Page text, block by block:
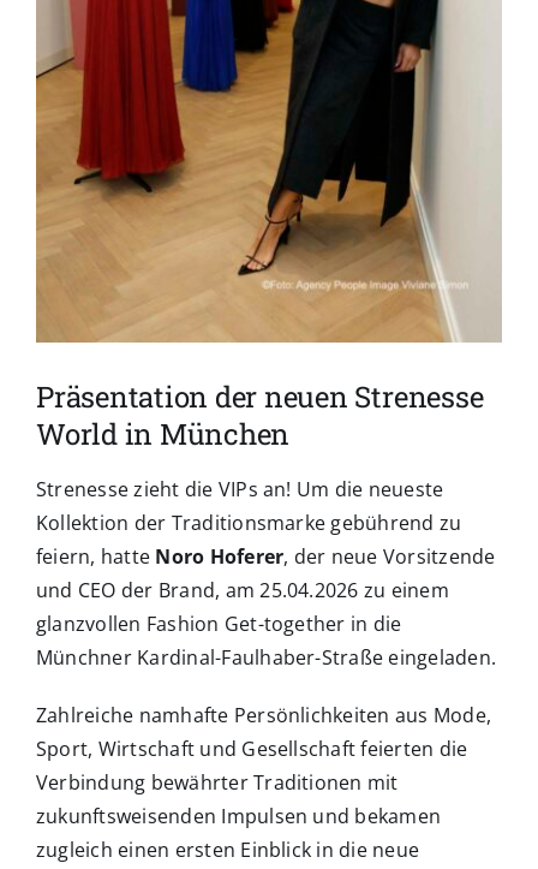
Präsentation der neuen Strenesse
World in München
Strenesse zieht die VIPs an! Um die neueste
Kollektion der Traditionsmarke gebührend zu
feiern, hatte Noro Hoferer, der neue Vorsitzende
und CEO der Brand, am 25.04.2026 zu einem
glanzvollen Fashion Get-together in die
Münchner Kardinal-Faulhaber-Straße eingeladen.
Zahlreiche namhafte Persönlichkeiten aus Mode,
Sport, Wirtschaft und Gesellschaft feierten die
Verbindung bewährter Traditionen mit
zukunftsweisenden Impulsen und bekamen
zugleich einen ersten Einblick in die neue